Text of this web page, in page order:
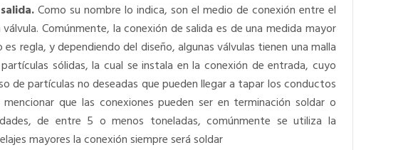
Como su nombre lo indica, son el medio de conexión entre el
Comúnmente, la conexión de salida es de una medida mayor
regla, y dependiendo del diseño, algunas válvulas tienen una malla
sólidas, la cual se instala en la conexión de entrada, cuyo
de partículas no deseadas que pueden llegar a tapar los conductos
que las conexiones pueden ser en terminación soldar o
de entre 5 o menos toneladas, comúnmente se utiliza la
mayores la conexión siempre será soldar